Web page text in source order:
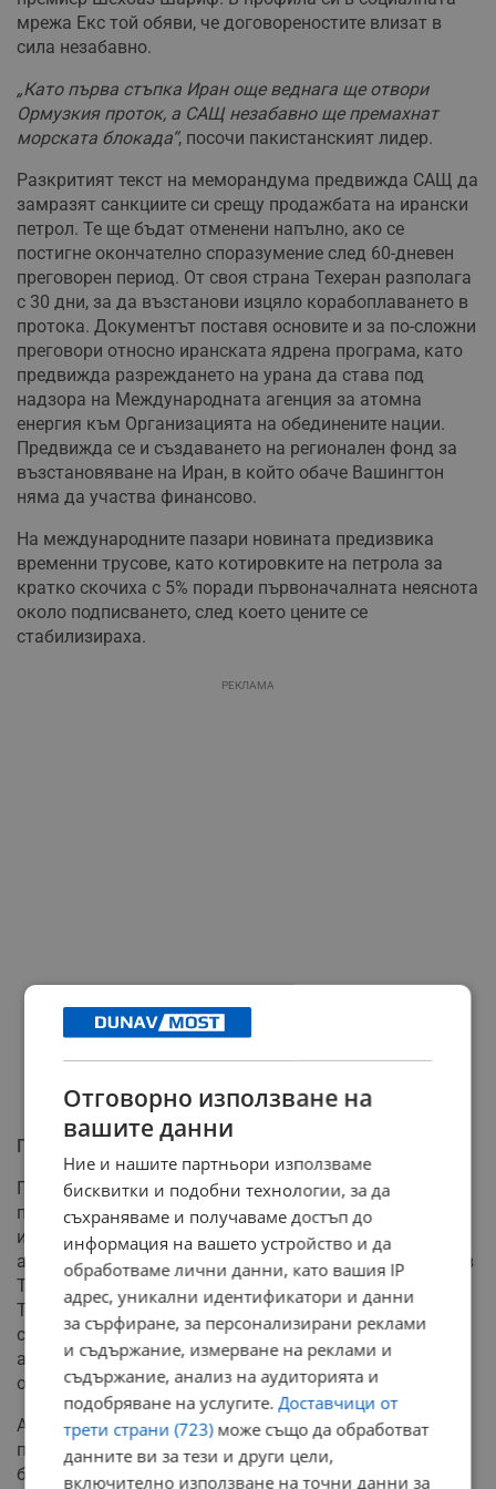
мрежа Екс той обяви, че договореностите влизат в
сила незабавно.
„Като първа стъпка Иран още веднага ще отвори
Ормузкия проток, а САЩ незабавно ще премахнат
морската блокада“, посочи пакистанският лидер.
Разкритият текст на меморандума предвижда САЩ да
замразят санкциите си срещу продажбата на ирански
петрол. Те ще бъдат отменени напълно, ако се
постигне окончателно споразумение след 60-дневен
преговорен период. От своя страна Техеран разполага
с 30 дни, за да възстанови изцяло корабоплаването в
протока. Документът поставя основите и за по-сложни
преговори относно иранската ядрена програма, като
предвижда разреждането на урана да става под
надзора на Международната агенция за атомна
енергия към Организацията на обединените нации.
Предвижда се и създаването на регионален фонд за
възстановяване на Иран, в който обаче Вашингтон
няма да участва финансово.
На международните пазари новината предизвика
временни трусове, като котировките на петрола за
кратко скочиха с 5% поради първоначалната неяснота
около подписването, след което цените се
стабилизираха.
РЕКЛАМА
Политически отзвук и критики
Преди да бъде подкрепена от президентите,
първоначалната сделка бе разписана от главния
ирански преговарящ Мохамад Багер Галибаф и
американския вицепрезидент Джей Ди Ванс. Докато в
Техеран определиха пакта като триумф, Доналд
Тръмп се сблъска с вълна от недоволство в
собствената си страна. Войната отне живота на 13
американски военнослужещи и изтощи сериозно
оръжейните резерви на САЩ.
Американският президент демонстрира твърдост
пред репортери и предупреди, че е готов да
бомбардира отново
„до дупка“
Иран, ако
Отговорно използване на
вашите данни
Ние и нашите партньори използваме
бисквитки и подобни технологии, за да
съхраняваме и получаваме достъп до
информация на вашето устройство и да
обработваме лични данни, като вашия IP
адрес, уникални идентификатори и данни
за сърфиране, за персонализирани реклами
и съдържание, измерване на реклами и
съдържание, анализ на аудиторията и
подобряване на услугите.Доставчици от
трети страни (723)може също да обработват
данните ви за тези и други цели,
включително използване на точни данни за